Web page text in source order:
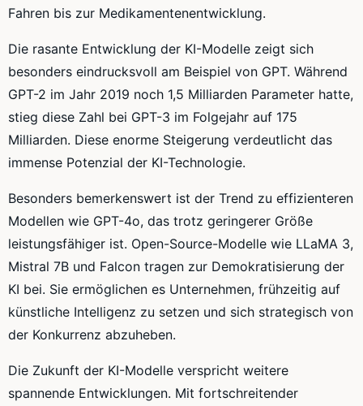
Fahren bis zur Medikamentenentwicklung.
Die rasante Entwicklung der KI-Modelle zeigt sich
besonders eindrucksvoll am Beispiel von GPT. Während
GPT-2 im Jahr 2019 noch 1,5 Milliarden Parameter hatte,
stieg diese Zahl bei GPT-3 im Folgejahr auf 175
Milliarden. Diese enorme Steigerung verdeutlicht das
immense Potenzial der KI-Technologie.
Besonders bemerkenswert ist der Trend zu effizienteren
Modellen wie GPT-4o, das trotz geringerer Größe
leistungsfähiger ist. Open-Source-Modelle wie LLaMA 3,
Mistral 7B und Falcon tragen zur Demokratisierung der
KI bei. Sie ermöglichen es Unternehmen, frühzeitig auf
künstliche Intelligenz zu setzen und sich strategisch von
der Konkurrenz abzuheben.
Die Zukunft der KI-Modelle verspricht weitere
spannende Entwicklungen. Mit fortschreitender